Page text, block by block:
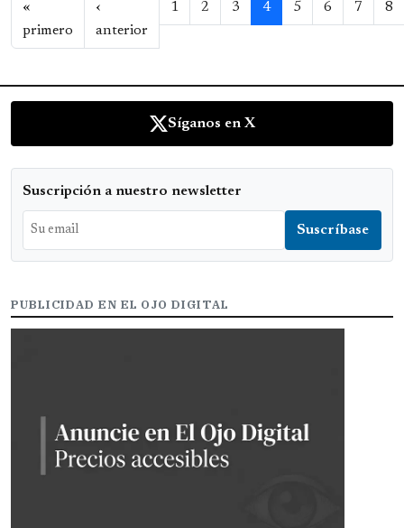
«
primero Primera página
‹
anterior Página anterior
1 2 3 4 5 6 7 8
Síganos en X
Suscripción a nuestro newsletter
PUBLICIDAD EN EL OJO DIGITAL